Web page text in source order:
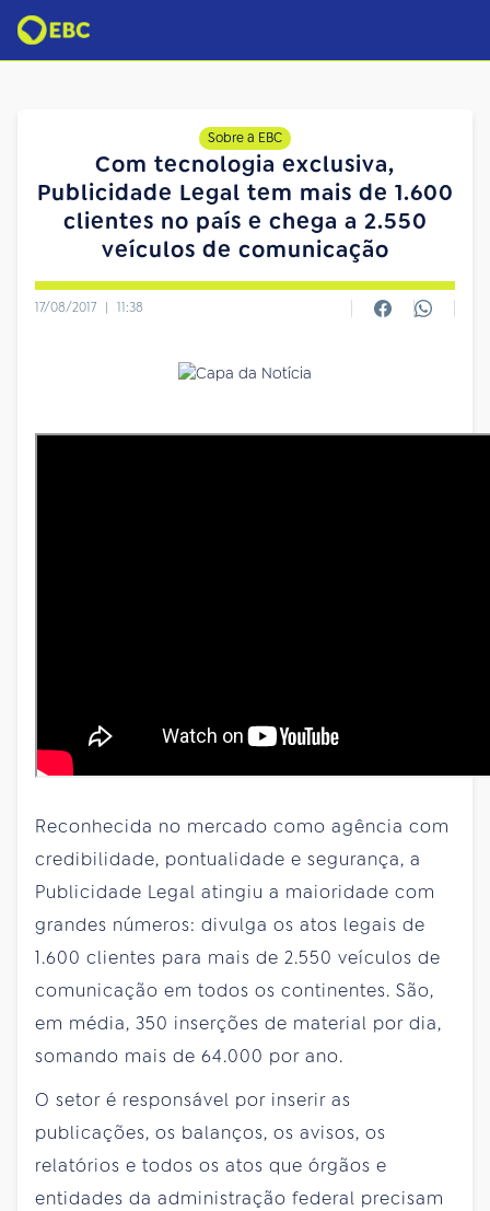
Sobre a EBC
Com tecnologia exclusiva,
Publicidade Legal tem mais de 1.600
clientes no país e chega a 2.550
veículos de comunicação
17/08/2017 | 11:38
Reconhecida no mercado como agência com
credibilidade, pontualidade e segurança, a
Publicidade Legal atingiu a maioridade com
grandes números: divulga os atos legais de
1.600 clientes para mais de 2.550 veículos de
comunicação em todos os continentes. São,
em média, 350 inserções de material por dia,
somando mais de 64.000 por ano.
O setor é responsável por inserir as
publicações, os balanços, os avisos, os
relatórios e todos os atos que órgãos e
entidades da administração federal precisam